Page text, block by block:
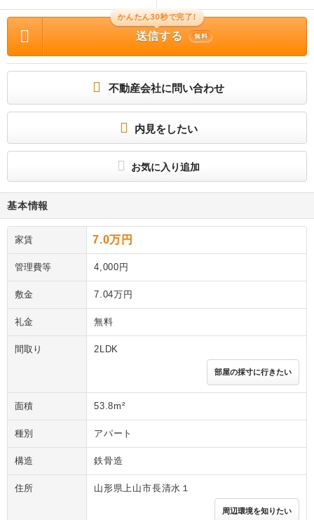
かんたん30秒で完了!
送信する 無料
不動産会社に問い合わせ
内見をしたい
お気に入り追加
基本情報
家賃 7.0万円
管理費等 4,000円
敷金 7.04万円
礼金 無料
間取り 2LDK
部屋の採寸に行きたい
面積 53.8m²
種別 アパート
構造 鉄骨造
住所 山形県上山市長清水１
周辺環境を知りたい